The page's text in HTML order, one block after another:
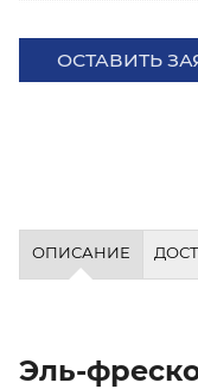
ОСТАВИТЬ
ОПИСАНИЕ
Эль-